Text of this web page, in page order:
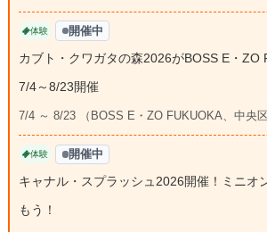
体験 開催中
カブト・クワガタの森2026がBOSS E・ZO
7/4～8/23開催
7/4 ～ 8/23 （BOSS E・ZO FUKUOKA、中央区
体験 開催中
キャナル・スプラッシュ2026開催！ミニオ
もう！